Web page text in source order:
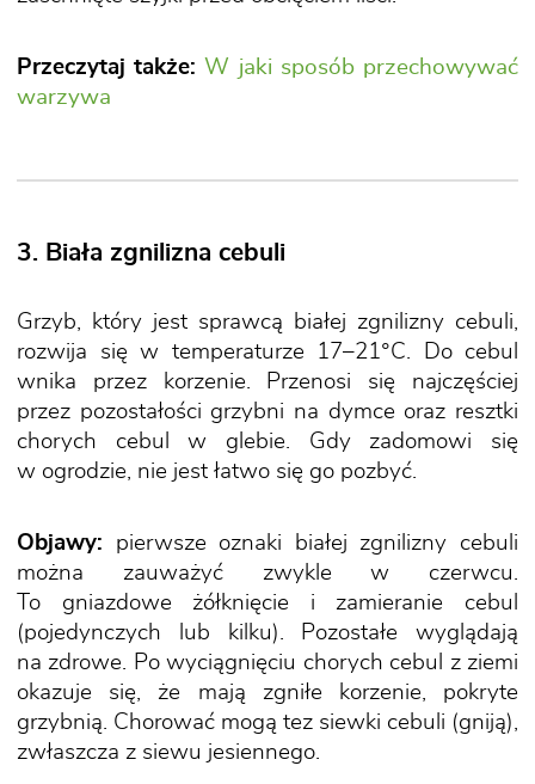
Przeczytaj także: W jaki sposób przechowywać
warzywa
3. Biała zgnilizna cebuli
Grzyb, który jest sprawcą białej zgnilizny cebuli,
rozwija się w temperaturze 17–21°C. Do cebul
wnika przez korzenie. Przenosi się najczęściej
przez pozostałości grzybni na dymce oraz resztki
chorych cebul w glebie. Gdy zadomowi się
w ogrodzie, nie jest łatwo się go pozbyć.
Objawy: pierwsze oznaki białej zgnilizny cebuli
można zauważyć zwykle w czerwcu.
To gniazdowe żółknięcie i zamieranie cebul
(pojedynczych lub kilku). Pozostałe wyglądają
na zdrowe. Po wyciągnięciu chorych cebul z ziemi
okazuje się, że mają zgniłe korzenie, pokryte
grzybnią. Chorować mogą tez siewki cebuli (gniją),
zwłaszcza z siewu jesiennego.